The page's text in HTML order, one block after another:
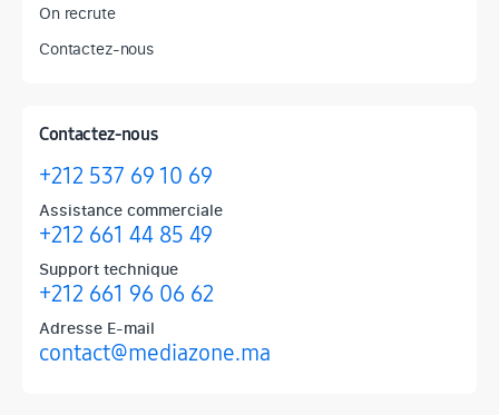
On recrute
Contactez-nous
Contactez-nous
+212 537 69 10 69
Assistance commerciale
+212 661 44 85 49
Support technique
+212 661 96 06 62
Adresse E-mail
contact@mediazone.ma